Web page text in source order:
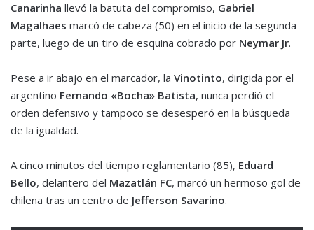
Canarinha llevó la batuta del compromiso, Gabriel
Magalhaes marcó de cabeza (50) en el inicio de la segunda
parte, luego de un tiro de esquina cobrado por Neymar Jr.
Pese a ir abajo en el marcador, la Vinotinto, dirigida por el
argentino Fernando «Bocha» Batista, nunca perdió el
orden defensivo y tampoco se desesperó en la búsqueda
de la igualdad.
A cinco minutos del tiempo reglamentario (85), Eduard
Bello, delantero del Mazatlán FC, marcó un hermoso gol de
chilena tras un centro de Jefferson Savarino.